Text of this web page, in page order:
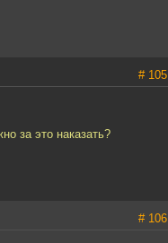
# 105
за это наказать?
# 106